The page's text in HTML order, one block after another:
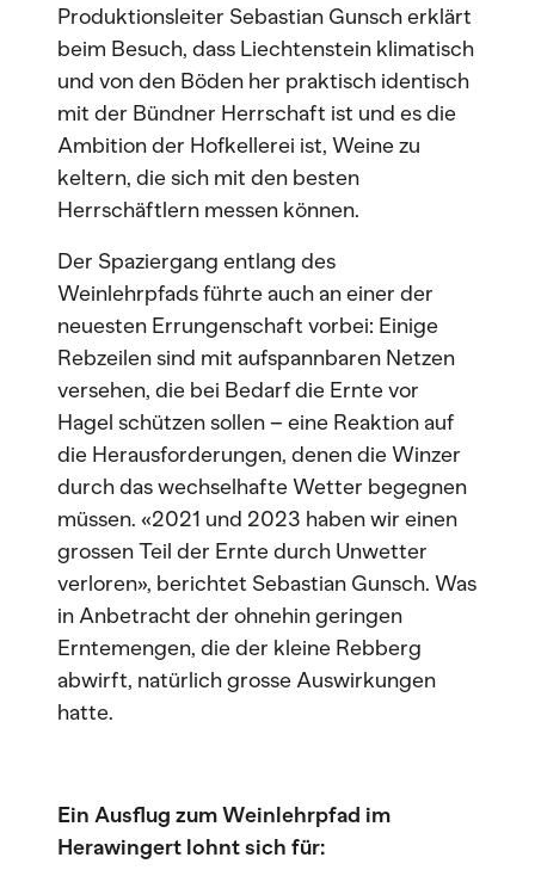
Produktionsleiter Sebastian Gunsch erklärt
beim Besuch, dass Liechtenstein klimatisch
und von den Böden her praktisch identisch
mit der Bündner Herrschaft ist und es die
Ambition der Hofkellerei ist, Weine zu
keltern, die sich mit den besten
Herrschäftlern messen können.
Der Spaziergang entlang des
Weinlehrpfads führte auch an einer der
neuesten Errungenschaft vorbei: Einige
Rebzeilen sind mit aufspannbaren Netzen
versehen, die bei Bedarf die Ernte vor
Hagel schützen sollen – eine Reaktion auf
die Herausforderungen, denen die Winzer
durch das wechselhafte Wetter begegnen
müssen. «2021 und 2023 haben wir einen
grossen Teil der Ernte durch Unwetter
verloren», berichtet Sebastian Gunsch. Was
in Anbetracht der ohnehin geringen
Erntemengen, die der kleine Rebberg
abwirft, natürlich grosse Auswirkungen
hatte.
Ein Ausflug zum Weinlehrpfad im
Herawingert lohnt sich für: